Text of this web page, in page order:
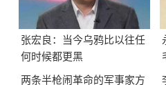
张宏良：当今乌鸦比以往任
何时候都更黑
两条半枪闹革命的军事家方